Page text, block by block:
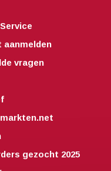
aanmelden
vragen
gezocht 2025